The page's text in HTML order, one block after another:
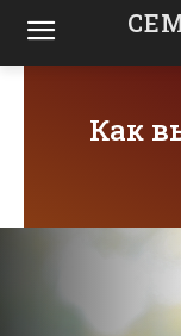
Как